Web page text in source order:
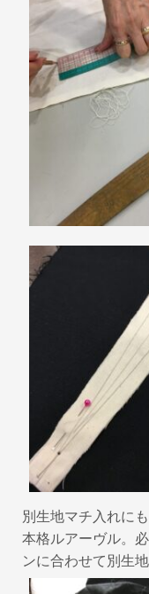
別生地マチ入れに
本格ルアーヴル。
ンに合わせて別生